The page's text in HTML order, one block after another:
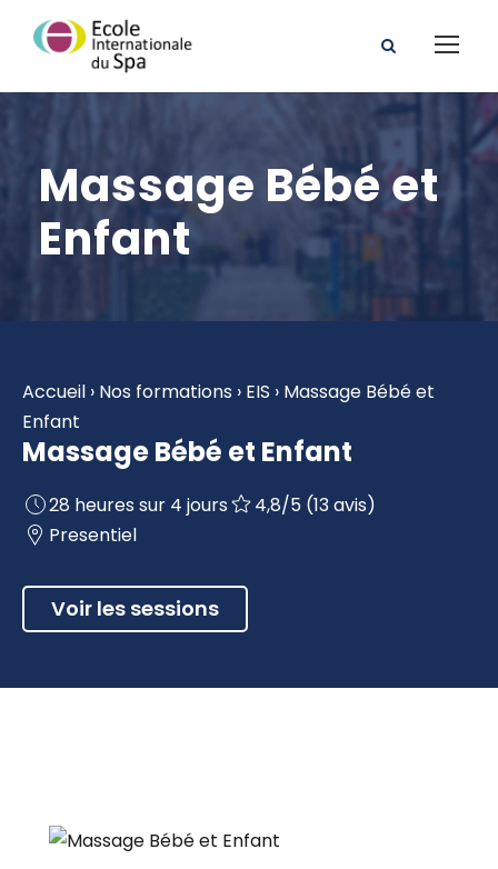
Massage Bébé et
Enfant
Accueil › Nos formations › EIS › Massage Bébé et
Enfant
Massage Bébé et Enfant
28 heures sur 4 jours
4,8/5 (13 avis)
Presentiel
Voir les sessions